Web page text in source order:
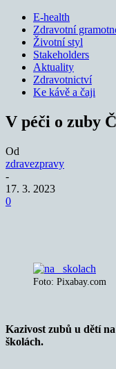
E-health
Zdravotní
Životní styl
Stakeholders
Aktuality
Zdravotnictví
Ke kávě a čaji
V péči o zuby
Od
zdravezpravy
-
17. 3. 2023
0
Foto: Pixabay.com
Kazivost zubů u dětí
školách.